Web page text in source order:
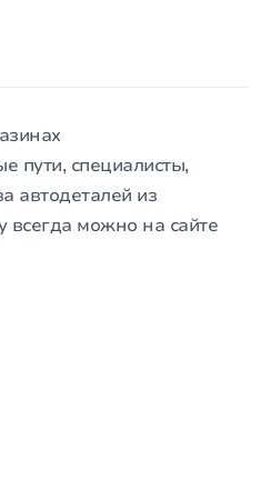
пути, специалисты,
автодеталей из
можно на сайте